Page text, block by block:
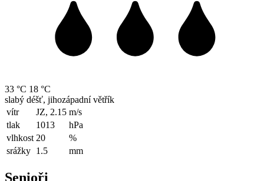
33 °C 18 °C
slabý déšť, jihozápadní větřík
vítr
JZ, 2.15 m/s
tlak
1013
hPa
vlhkost 20
%
srážky 1.5 mm
Senioři